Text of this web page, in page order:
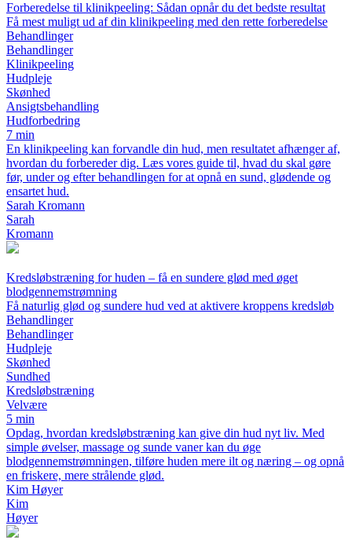
Forberedelse til klinikpeeling: Sådan opnår du det bedste resultat
Få mest muligt ud af din klinikpeeling med den rette forberedelse
Behandlinger
Behandlinger
Klinikpeeling
Hudpleje
Skønhed
Ansigtsbehandling
Hudforbedring
7 min
En klinikpeeling kan forvandle din hud, men resultatet afhænger af,
hvordan du forbereder dig. Læs vores guide til, hvad du skal gøre
før, under og efter behandlingen for at opnå en sund, glødende og
ensartet hud.
Sarah Kromann
Sarah
Kromann
Kredsløbstræning for huden – få en sundere glød med øget
blodgennemstrømning
Få naturlig glød og sundere hud ved at aktivere kroppens kredsløb
Behandlinger
Behandlinger
Hudpleje
Skønhed
Sundhed
Kredsløbstræning
Velvære
5 min
Opdag, hvordan kredsløbstræning kan give din hud nyt liv. Med
simple øvelser, massage og sunde vaner kan du øge
blodgennemstrømningen, tilføre huden mere ilt og næring – og opnå
en friskere, mere strålende glød.
Kim Høyer
Kim
Høyer